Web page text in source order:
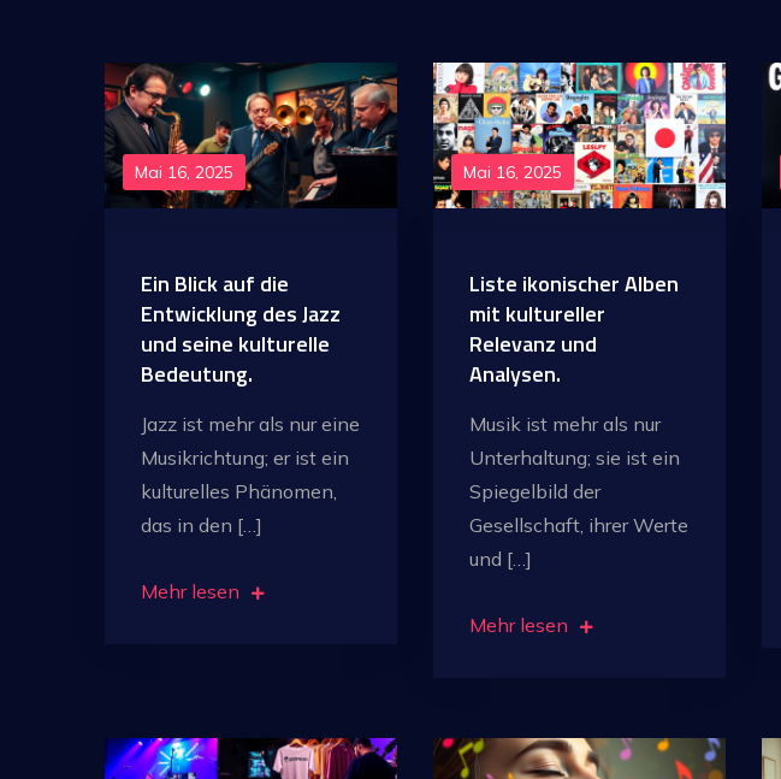
Mai 16, 2025
Ein Blick auf die
Entwicklung des Jazz
und seine kulturelle
Bedeutung.
Jazz ist mehr als nur eine
Musikrichtung; er ist ein
kulturelles Phänomen,
das in den […]
Mehr lesen
Mai 16, 2025
Liste ikonischer Alben
mit kultureller
Relevanz und
Analysen.
Musik ist mehr als nur
Unterhaltung; sie ist ein
Spiegelbild der
Gesellschaft, ihrer Werte
und […]
Mehr lesen